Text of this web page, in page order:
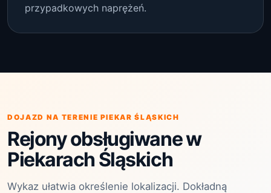
przypadkowych naprężeń.
DOJAZD NA TERENIE PIEKAR ŚLĄSKICH
Rejony obsługiwane w
Piekarach Śląskich
Wykaz ułatwia określenie lokalizacji. Dokładną